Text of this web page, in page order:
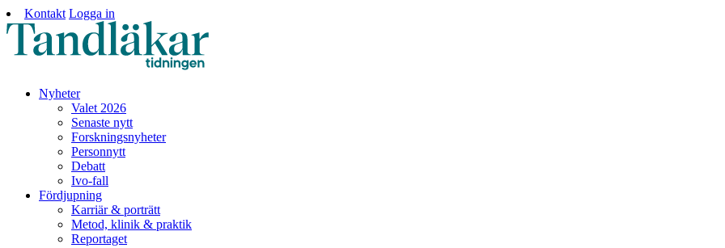
Kontakt Logga in
Nyheter
Valet 2026
Senaste nytt
Forskningsnyheter
Personnytt
Debatt
Ivo-fall
Fördjupning
Karriär & porträtt
Metod, klinik & praktik
Reportaget